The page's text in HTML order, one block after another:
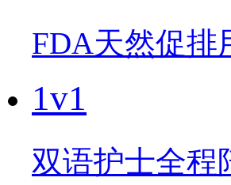
FDA天然促排
1v1
双语护士全程